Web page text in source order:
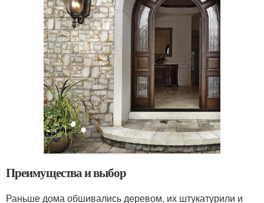
Преимущества и выбор
Раньше дома обшивались деревом, их штукатурили и